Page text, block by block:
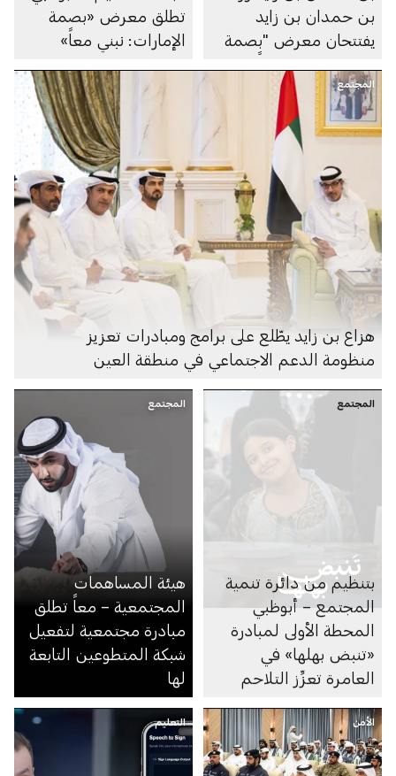
بن حمدان بن زايد
يفتتحان معرض "بصمة
تطلق معرض «بصمة
الإمارات: نبني معاً»
المجتمع
هزاع بن زايد يطّلع على برامج ومبادرات تعزيز
منظومة الدعم الاجتماعي في منطقة العين
المجتمع
بتنظيم من دائرة تنمية
المجتمع – أبوظبي
المحطة الأولى لمبادرة
«تنبض بهلها» في
العامرة تعزِّز التلاحم
المجتمع
هيئة المساهمات
المجتمعية – معاً تطلق
مبادرة مجتمعية لتفعيل
شبكة المتطوعين التابعة
لها
الأمن التعليم